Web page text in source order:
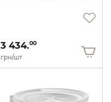
3 434.00
грн/шт